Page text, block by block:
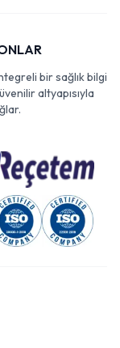
bir sağlık bilgi
altyapısıyla